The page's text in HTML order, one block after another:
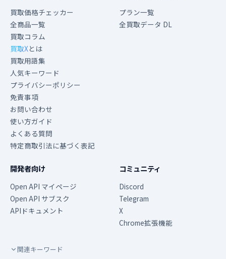
買取価格チェッカー
全商品一覧
買取コラム
買取Xとは
買取用語集
人気キーワード
プライバシーポリシー
免責事項
お問い合わせ
使い方ガイド
よくある質問
特定商取引法に基づく表記
プラン一覧
全買取データ DL
開発者向け
Open API マイページ
Open API サブスク
APIドキュメント
コミュニティ
Discord
Telegram
X
Chrome拡張機能
関連キーワード